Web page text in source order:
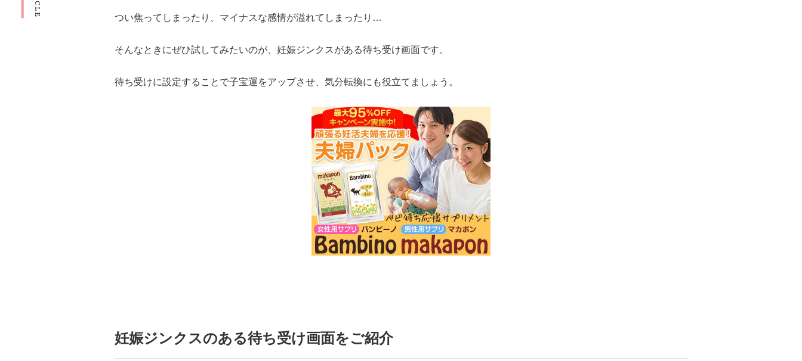
つい焦ってしまったり、マイナスな感情が溢れてしまったり…
そんなときにぜひ試してみたいのが、妊娠ジンクスがある待ち受け画面です。
待ち受けに設定することで子宝運をアップさせ、気分転換にも役立てましょう。
妊娠ジンクスのある待ち受け画面をご紹介